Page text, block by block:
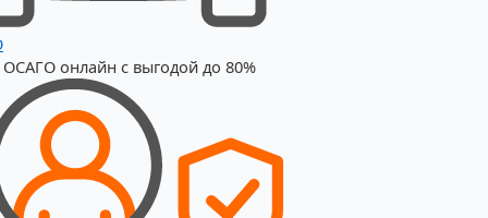
онлайн с выгодой до 80%